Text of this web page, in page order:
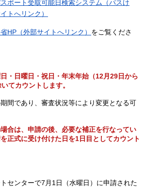
スポート受取可能日検索システム（パスけ
トへリンク）
HP（外部サイトへリンク） をご覧くださ
・日曜日・祝日・年末年始（12月29日から
てカウントします。
期間であり、審査状況等により変更となる可
合は、申請の後、必要な補正を行なってい
正式に受け付けた日を1日目としてカウント
センターで7月1日（水曜日）に申請された